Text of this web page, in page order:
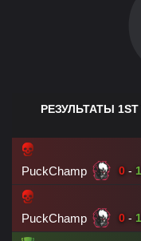
РЕЗУЛЬТАТЫ
PuckChamp 0 - 1
PuckChamp 0 - 1